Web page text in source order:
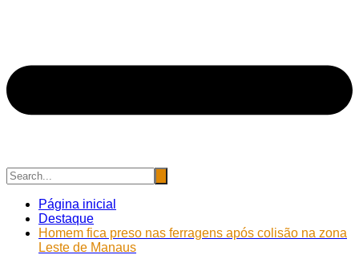
Página inicial
Destaque
Homem fica preso nas ferragens após colisão na zona
Leste de Manaus